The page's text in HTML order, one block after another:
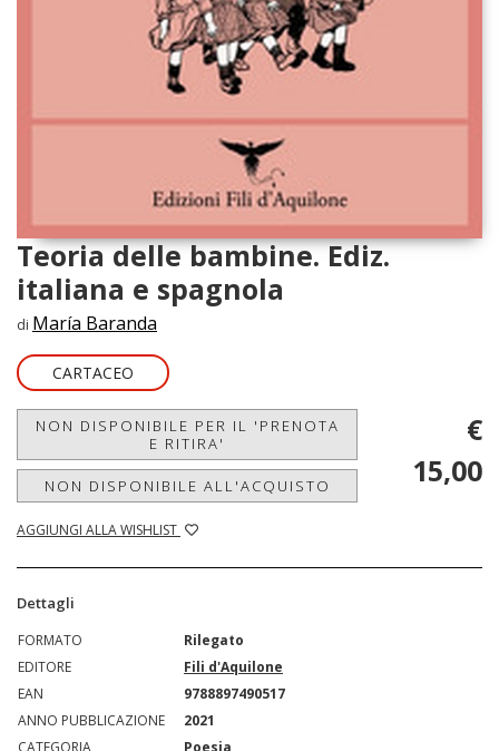
Teoria delle bambine. Ediz.
italiana e spagnola
di María Baranda
CARTACEO
NON DISPONIBILE PER IL 'PRENOTA
E RITIRA'
NON DISPONIBILE ALL'ACQUISTO
AGGIUNGI ALLA WISHLIST
€
15,00
Dettagli
FORMATO
Rilegato
EDITORE
Fili d'Aquilone
EAN
9788897490517
ANNO PUBBLICAZIONE
2021
CATEGORIA
Poesia